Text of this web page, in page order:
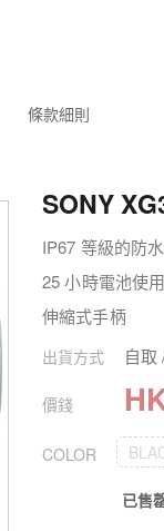
條款細則
SONY
IP67 等級的防
25 小時電池使
伸縮式手柄
出貨方式 自取
價錢
COLOR
已售